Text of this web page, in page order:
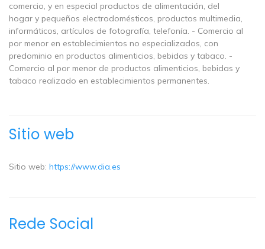
comercio, y en especial productos de alimentación, del
hogar y pequeños electrodomésticos, productos multimedia,
informáticos, artículos de fotografía, telefonía. - Comercio al
por menor en establecimientos no especializados, con
predominio en productos alimenticios, bebidas y tabaco. -
Comercio al por menor de productos alimenticios, bebidas y
tabaco realizado en establecimientos permanentes.
Sitio web
Sitio web: https://www.dia.es
Rede Social